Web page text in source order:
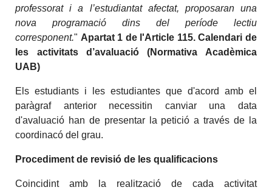
professorat i a l’estudiantat afectat, proposaran una
nova programació dins del període lectiu
corresponent." Apartat 1 de l'Article 115. Calendari de
les activitats d’avaluació (Normativa Acadèmica
UAB)
Els estudiants i les estudiantes que d'acord amb el
paràgraf anterior necessitin canviar una data
d'avaluació han de presentar la petició a través de la
coordinacó del grau.
Procediment de revisió de les qualificacions
Coincidint amb la realització de cada activitat